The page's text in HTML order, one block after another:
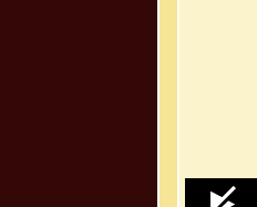
seconds